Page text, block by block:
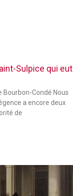
Sulpice qui eut
Bourbon-Condé Nous
a encore deux
de